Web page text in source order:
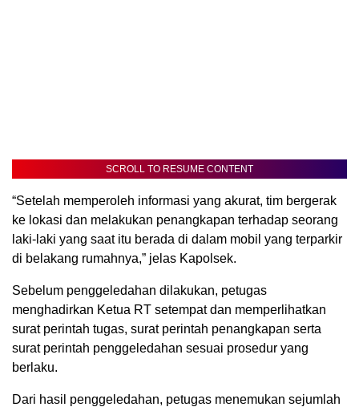
SCROLL TO RESUME CONTENT
“Setelah memperoleh informasi yang akurat, tim bergerak
ke lokasi dan melakukan penangkapan terhadap seorang
laki-laki yang saat itu berada di dalam mobil yang terparkir
di belakang rumahnya,” jelas Kapolsek.
Sebelum penggeledahan dilakukan, petugas
menghadirkan Ketua RT setempat dan memperlihatkan
surat perintah tugas, surat perintah penangkapan serta
surat perintah penggeledahan sesuai prosedur yang
berlaku.
Dari hasil penggeledahan, petugas menemukan sejumlah